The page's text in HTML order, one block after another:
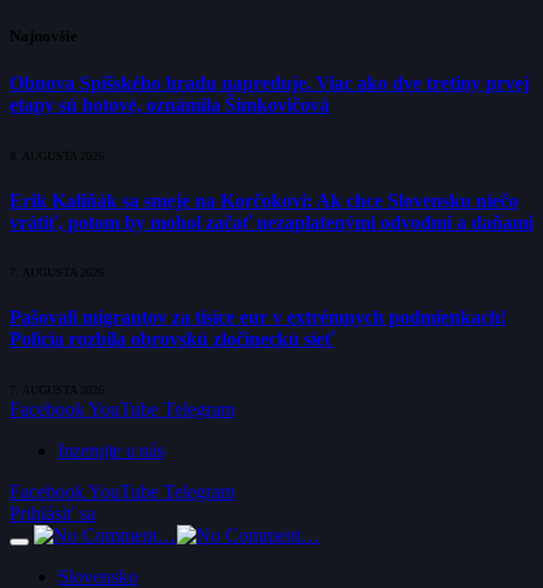
Najnovšie
Obnova Spišského hradu napreduje. Viac ako dve tretiny prvej
etapy sú hotové, oznámila Šimkovičová
8. AUGUSTA 2026
Erik Kaliňák sa smeje na Korčokovi: Ak chce Slovensku niečo
vrátiť, potom by mohol začať nezaplatenými odvodmi a daňami
7. AUGUSTA 2026
Pašovali migrantov za tisíce eur v extrémnych podmienkach!
Polícia rozbila obrovskú zločineckú sieť
7. AUGUSTA 2026
FacebookYouTube Telegram
Inzerujte u nás
FacebookYouTube Telegram
Prihlásiť sa
Slovensko